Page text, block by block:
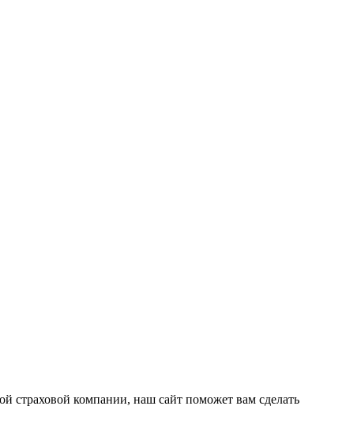
страховой компании, наш сайт поможет вам сделать